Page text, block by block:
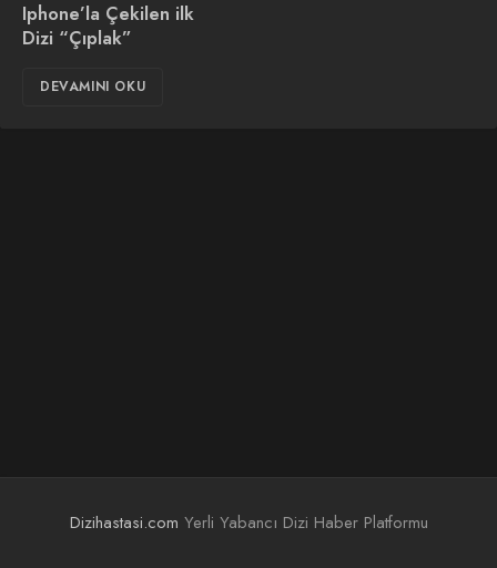
Iphone’la Çekilen ilk
Dizi “Çıplak”
DEVAMINI OKU
Dizihastasi.com Yerli Yabancı Dizi Haber Platformu